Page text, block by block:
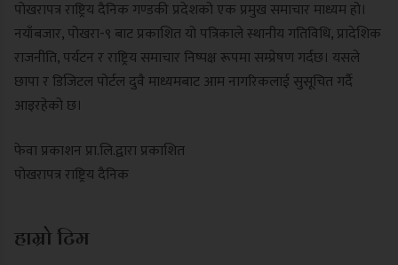
पोखरापत्र राष्ट्रिय दैनिक गण्डकी प्रदेशको एक प्रमुख समाचार माध्यम हो।
नयाँबजार, पोखरा-९ बाट प्रकाशित यो पत्रिकाले स्थानीय गतिविधि, प्रादेशिक
राजनीति, पर्यटन र राष्ट्रिय समाचार निष्पक्ष रूपमा सम्प्रेषण गर्दछ। यसले
छापा र डिजिटल पोर्टल दुवै माध्यमबाट आम नागरिकलाई सुसूचित गर्दै
आइरहेको छ।
फेवा प्रकाशन प्रा.लि.द्वारा प्रकाशित
पोखरापत्र राष्ट्रिय दैनिक
हाम्रो टिम